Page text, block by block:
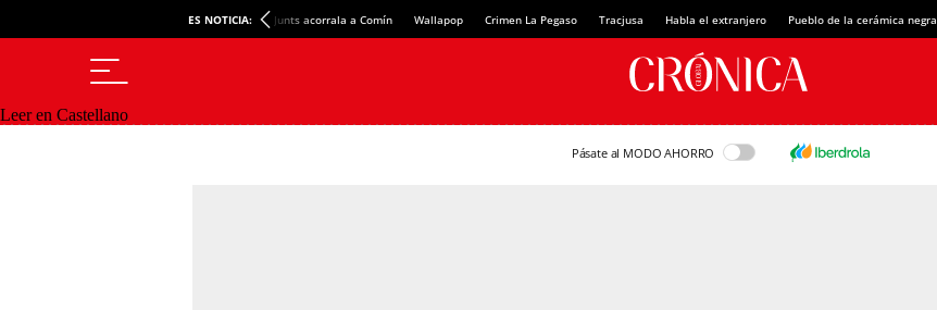
ES NOTICIA: Junts acorrala a Comín Wallapop Crimen La Pegaso Tracjusa Habla el extranjero Pueblo de la cerámica negra
Leer en Castellano
Pásate al MODO AHORRO